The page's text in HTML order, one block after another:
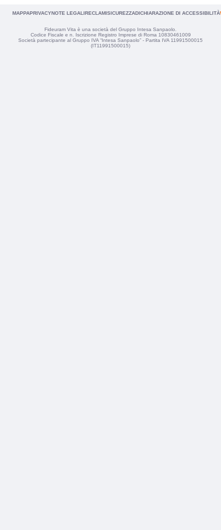
MAPPAPRIVACYNOTE LEGALIRECLAMISICUREZZADICHIARAZIONE DI ACCESSIBILITÀ
Fideuram Vita è una società del Gruppo Intesa Sanpaolo.
Codice Fiscale e n. Iscrizione Registro Imprese di Roma 10830461009
Società partecipante al Gruppo IVA “Intesa Sanpaolo” - Partita IVA 11991500015
(IT11991500015)